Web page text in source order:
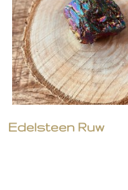
Edelsteen Ruw